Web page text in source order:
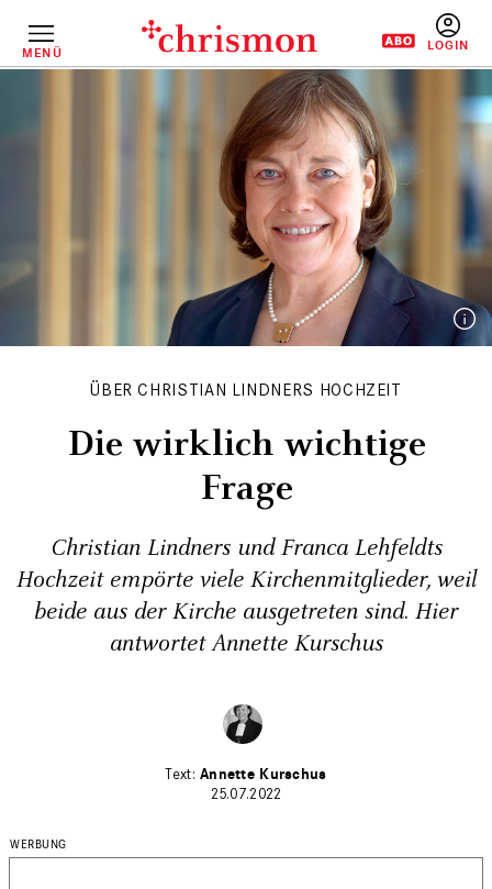
InhaltMENÜ
ÜBER CHRISTIAN LINDNERS HOCHZEIT
Die wirklich wichtige
Frage
Christian Lindners und Franca Lehfeldts
Hochzeit empörte viele Kirchenmitglieder, weil
beide aus der Kirche ausgetreten sind. Hier
antwortet Annette Kurschus
Annette Kurschus
25.07.2022